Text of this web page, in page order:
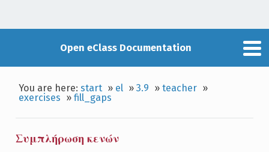
Open eClass Documentation
You are here:start » el »3.9 »teacher »
exercises »fill_gaps
Συμπλήρωση κενών